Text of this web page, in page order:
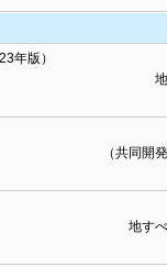
年版）
（共同開
地す